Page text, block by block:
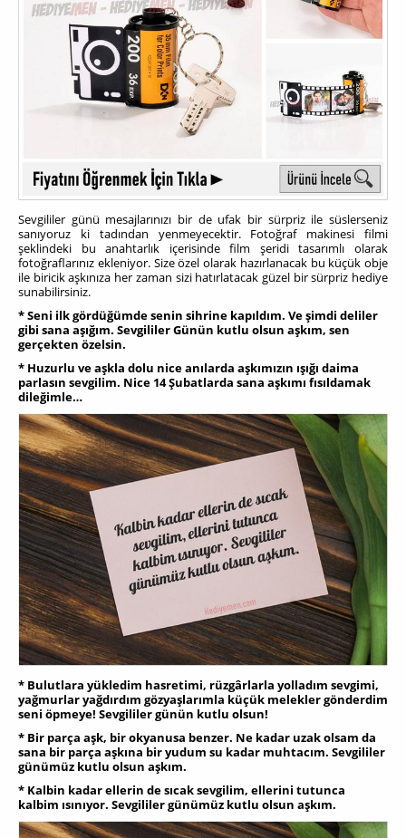
Sevgililer günü mesajlarınızı bir de ufak bir sürpriz ile süslerseniz
sanıyoruz ki tadından yenmeyecektir. Fotoğraf makinesi filmi
şeklindeki bu anahtarlık içerisinde film şeridi tasarımlı olarak
fotoğraflarınız ekleniyor. Size özel olarak hazırlanacak bu küçük obje
ile biricik aşkınıza her zaman sizi hatırlatacak güzel bir sürpriz hediye
sunabilirsiniz.
* Seni ilk gördüğümde senin sihrine kapıldım. Ve şimdi deliler
gibi sana aşığım. Sevgililer Günün kutlu olsun aşkım, sen
gerçekten özelsin.
* Huzurlu ve aşkla dolu nice anılarda aşkımızın ışığı daima
parlasın sevgilim. Nice 14 Şubatlarda sana aşkımı fısıldamak
dileğimle…
* Bulutlara yükledim hasretimi, rüzgârlarla yolladım sevgimi,
yağmurlar yağdırdım gözyaşlarımla küçük melekler gönderdim
seni öpmeye! Sevgililer günün kutlu olsun!
* Bir parça aşk, bir okyanusa benzer. Ne kadar uzak olsam da
sana bir parça aşkına bir yudum su kadar muhtacım. Sevgililer
günümüz kutlu olsun aşkım.
* Kalbin kadar ellerin de sıcak sevgilim, ellerini tutunca
kalbim ısınıyor. Sevgililer günümüz kutlu olsun aşkım.